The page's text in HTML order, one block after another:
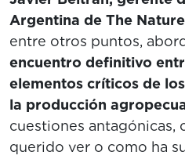
Argentina de The
entre otros puntos,
encuentro definitivo
elementos críticos de
la producción
cuestiones antagónicas,
querido ver o como ha